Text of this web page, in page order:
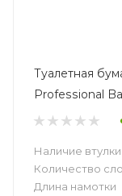
Туалетная
Professional
Наличие втулки
Количество
Длина намотки